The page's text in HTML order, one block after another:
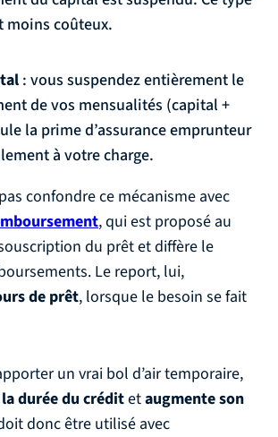
moins coûteux.
: vous suspendez entièrement le
de vos mensualités (capital +
la prime d’assurance emprunteur
à votre charge.
confondre ce mécanisme avec
, qui est proposé au
du prêt et diffère le
Le report, lui,
de prêt, lorsque le besoin se fait
un vrai bol d’air temporaire,
durée du créditetaugmente son
donc être utilisé avec